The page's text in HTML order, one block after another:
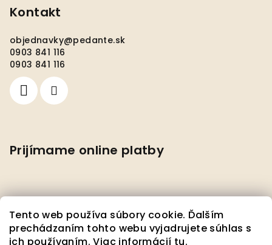
Tento web používa súbory cookie. Ďalším
prechádzaním tohto webu vyjadrujete súhlas s
ich používaním. Viac informácií tu.
Kontakt
objednavky@pedante.sk
0903 841 116
0903 841 116
Prijímame online platby